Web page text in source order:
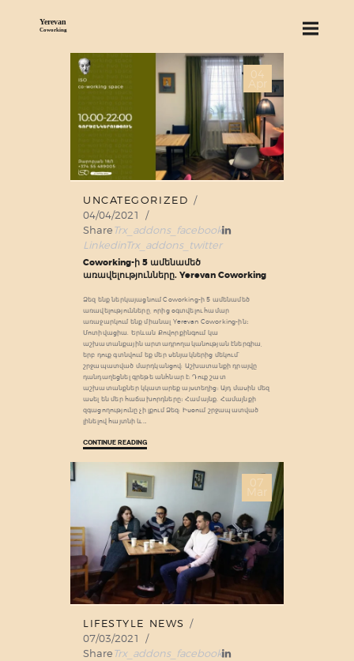
ABOUT US
PRICING
FIND US
04
Apr
UNCATEGORIZED
04/04/2021
ShareTrx_addons_facebook
LinkedinTrx_addons_twitter
Coworking-ի 5 ամենամեծ
առավելությունները. Yerevan Coworking
Ձեզ ենք ներկայացնում Coworking-ի 5 ամենամեծ
առավելությունները, որից օգտվելու համար
առաջարկում ենք միանալ Yerevan Coworking-ին։
Մոտիվացիա. Երևան Քովորքինգում կա
աշխատանքային արտադրողականության էներգիա,
երբ դուք գտնվում եք մեր սենյակներից մեկում՝
շրջապատված մարդկանցով: Աշխատանքի դրայվը
դանդաղեցնել գրեթե անհնար է: Դուք շատ
աշխատանքներ կկատարեք այստեղից: Այդ մասին մեզ
ասել են մեր հաճախորդները։ Համայնք. Համայնքի
զգացողությունը չի լքում Ձեզ: Իսօում շրջապատված
լինելով հայտնի և…
CONTINUE READING
07
Mar
LIFESTYLE NEWS
07/03/2021
ShareTrx_addons_facebook